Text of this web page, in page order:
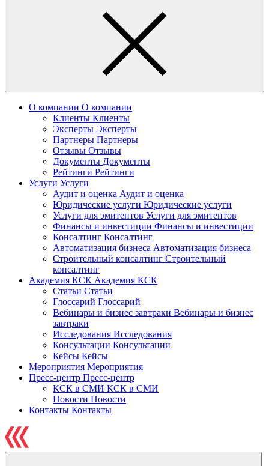
О компании О компании
Клиенты Клиенты
Эксперты Эксперты
Партнеры Партнеры
Отзывы Отзывы
Документы Документы
Рейтинги Рейтинги
Услуги Услуги
Аудит и оценка Аудит и оценка
Юридические услуги Юридические услуги
Услуги для эмитентов Услуги для эмитентов
Финансы и инвестиции Финансы и инвестиции
Консалтинг Консалтинг
Автоматизация бизнеса Автоматизация бизнеса
Строительный консалтинг Строительный
консалтинг
Академия КСК Академия КСК
Статьи Статьи
Глоссарий Глоссарий
Вебинары и бизнес завтраки Вебинары и бизнес
завтраки
Исследования Исследования
Консультации Консультации
Кейсы Кейсы
Мероприятия Мероприятия
Пресс-центр Пресс-центр
КСК в СМИ КСК в СМИ
Новости Новости
Контакты Контакты